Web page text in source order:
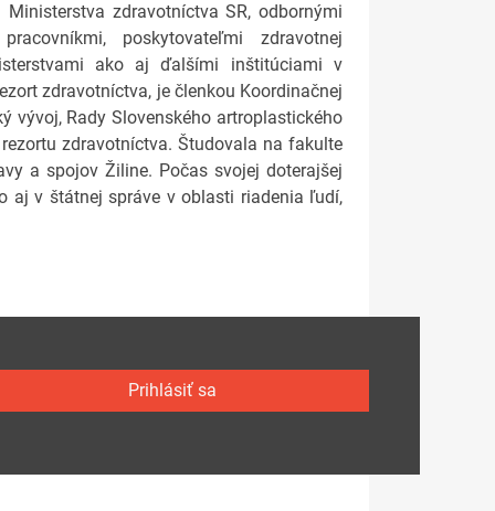
zdravotníctva SR, odbornými
poskytovateľmi zdravotnej
ako aj ďalšími inštitúciami v
zdravotníctva, je členkou Koordinačnej
vývoj, Rady Slovenského artroplastického
zdravotníctva. Študovala na fakulte
a spojov Žiline. Počas svojej doterajšej
aj v štátnej správe v oblasti riadenia ľudí,
Prihlásiť sa